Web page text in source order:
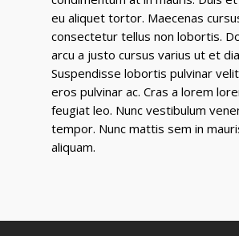
eu aliquet tortor. Maecenas
consectetur tellus non lobortis.
arcu a justo cursus varius ut et
Suspendisse lobortis pulvinar
eros pulvinar ac. Cras a lorem
feugiat leo. Nunc vestibulum
tempor. Nunc mattis sem in
aliquam.